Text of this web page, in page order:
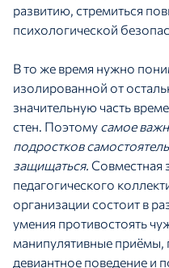
развитию, стремиться
психологической
В то же время нужно
изолированной от
значительную часть
стен. Поэтому самое
подростков
защищаться. Совместная
педагогического
организации состоит в
умения противостоять
манипулятивные
девиантное поведение и